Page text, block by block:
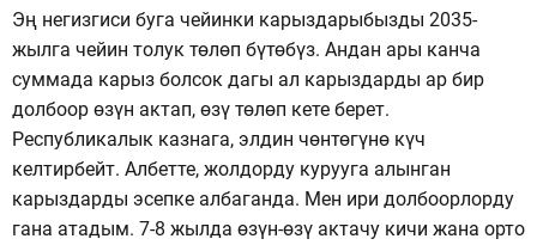
Эң негизгиси буга чейинки карыздарыбызды 2035-
жылга чейин толук төлөп бүтөбүз. Андан ары канча
суммада карыз болсок дагы ал карыздарды ар бир
долбоор өзүн актап, өзү төлөп кете берет.
Республикалык казнага, элдин чөнтөгүнө күч
келтирбейт. Албетте, жолдорду курууга алынган
карыздарды эсепке албаганда. Мен ири долбоорлорду
гана атадым. 7-8 жылда өзүн-өзү актачу кичи жана орто